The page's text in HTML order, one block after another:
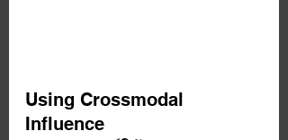
Using Crossmodal
Influence